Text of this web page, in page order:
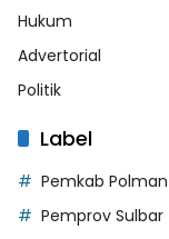
Hukum
Advertorial
Politik
Label
Pemkab Polman
Pemprov Sulbar